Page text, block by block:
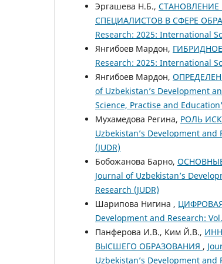
Эргашева Н.Б.,
СПЕЦИАЛИСТОВ В СФЕРЕ
Research: 2025: International
Янгибоев Мардон,
Research: 2025: International
Янгибоев Мардон,
of Uzbekistan’s Development
Science, Practise and
Мухамедова Регина, РОЛЬ
Uzbekistan’s Development and
(JUDR)
Бобожанова Барно,
Journal of Uzbekistan’s
Research (JUDR)
Шарипова Нигина ,
Development and Research:
Панферова И.В., Ким Й.В.,
ВЫСШЕГО ОБРАЗОВАНИЯ ,
Uzbekistan’s Development and